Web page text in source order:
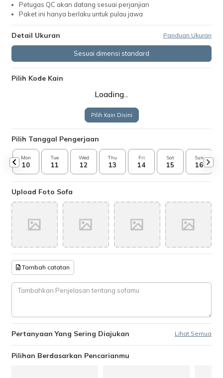
Petugas QC akan datang sesuai perjanjian
Paket ini hanya berlaku untuk pulau jawa
Detail Ukuran Panduan Ukuran
Sesuai dimensi standard
Pilih Kode Kain
Loading...
Pilih Kain Disini
Pilih Tanggal Pengerjaan
Mon
10
Tue
11
Wed
12
Thu
13
Fri
14
Sat
15
Sun
16
Upload Foto Sofa
Tambah catatan
Pertanyaan Yang Sering Diajukan Lihat Semua
Pilihan Berdasarkan Pencarianmu